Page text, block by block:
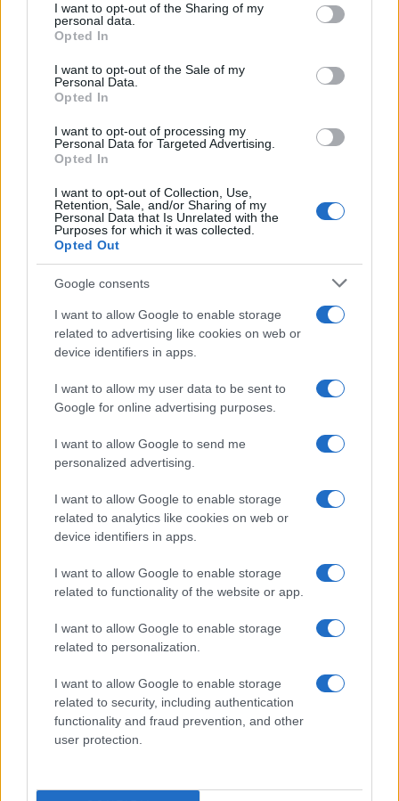
not limited to your visit or usage behaviour. You may click to
grant or deny consent to Google and its third-party tags to
use your data for below specified purposes in below Google
consent section.
I want to opt-out of the Sharing of my
personal data.
Opted In
I want to opt-out of the Sale of my
Personal Data.
Opted In
I want to opt-out of processing my
Personal Data for Targeted Advertising.
Opted In
I want to opt-out of Collection, Use,
Retention, Sale, and/or Sharing of my
Personal Data that Is Unrelated with the
Purposes for which it was collected.
Opted Out
Google consents
I want to allow Google to enable storage
related to advertising like cookies on web or
device identifiers in apps.
I want to allow my user data to be sent to
Google for online advertising purposes.
I want to allow Google to send me
personalized advertising.
I want to allow Google to enable storage
related to analytics like cookies on web or
device identifiers in apps.
I want to allow Google to enable storage
related to functionality of the website or app.
I want to allow Google to enable storage
related to personalization.
I want to allow Google to enable storage
related to security, including authentication
functionality and fraud prevention, and other
user protection.
Evento de panadería en CDMX reúne a chefs
internacionales y novedades del sector
CHEFS
eficientemente
Diego Romero · 8 Ago 2026
CHEFS